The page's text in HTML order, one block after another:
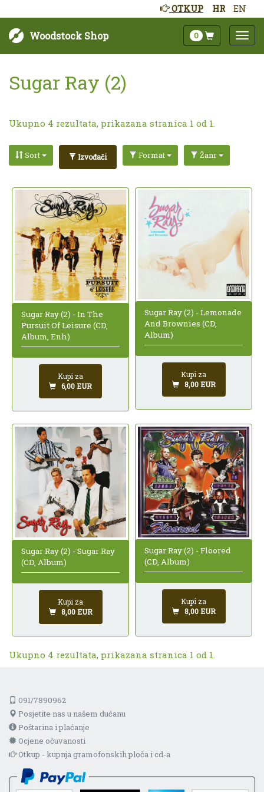
HR EN
OTKUP
Woodstock Shop 0
Sugar Ray (2)
Ukupno 4 rezultata, prikazana stranica 1 od 1.
Sort Izvođači Format Žanr
Sugar Ray (2) - In The
Pursuit Of Leisure (CD,
Album, Enh)
Kupi za
6,00 EUR
Sugar Ray (2) - Lemonade
And Brownies (CD,
Album)
Kupi za
8,00 EUR
Sugar Ray (2) - Sugar Ray
(CD, Album)
Kupi za
8,00 EUR
Sugar Ray (2) - Floored
(CD, Album)
Kupi za
8,00 EUR
Ukupno 4 rezultata, prikazana stranica 1 od 1.
091/7890962
Posjetite nas u našem dućanu
Poštarina i plaćanje
Ocjene očuvanosti
Otkup - kupnja gramofonskih ploča i cd-a